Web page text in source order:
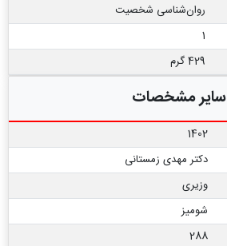
روان‌شناسی شخصیت
1
429 گرم
سایر مشخصات
1402
دکتر مهدی زمستانی
وزیری
شومیز
288